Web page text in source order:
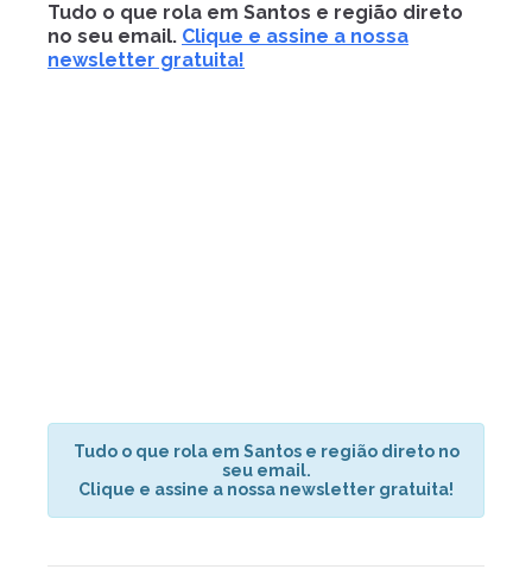
Tudo o que rola em Santos e região direto
no seu email. Clique e assine a nossa
newsletter gratuita!
Tudo o que rola em Santos e região direto no
seu email.
Clique e assine a nossa newsletter gratuita!